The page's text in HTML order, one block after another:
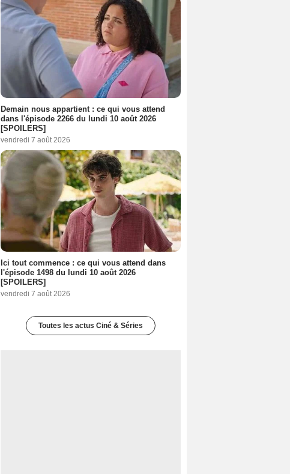
Demain nous appartient : ce qui vous attend
dans l'épisode 2266 du lundi 10 août 2026
[SPOILERS]
vendredi 7 août 2026
Ici tout commence : ce qui vous attend dans
l'épisode 1498 du lundi 10 août 2026
[SPOILERS]
vendredi 7 août 2026
Toutes les actus Ciné & Séries